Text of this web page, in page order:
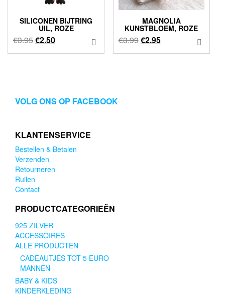
SILICONEN BIJTRING
UIL, ROZE
€3.95Oorspronkelijke
prijs
€2.50Huidige
prijs
MAGNOLIA
KUNSTBLOEM, ROZE
€3.99Oorspronkelijke
prijs
€2.95Huidige
prijs
VOLG ONS OP FACEBOOK
KLANTENSERVICE
Bestellen & Betalen
Verzenden
Retourneren
Ruilen
Contact
PRODUCTCATEGORIEËN
925 ZILVER
ACCESSOIRES
ALLE PRODUCTEN
CADEAUTJES TOT 5 EURO
MANNEN
BABY & KIDS
KINDERKLEDING